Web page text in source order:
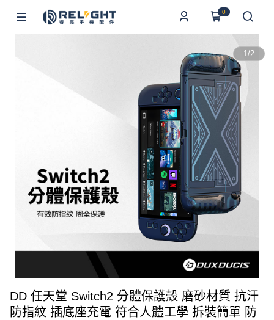
0
1/2
DD 任天堂 Switch2 分體保護殼 磨砂材質 抗汗
防指紋 插底座充電 符合人體工學 拆裝簡單 防